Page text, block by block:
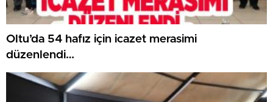
Oltu’da 54 hafız için icazet merasimi
düzenlendi…